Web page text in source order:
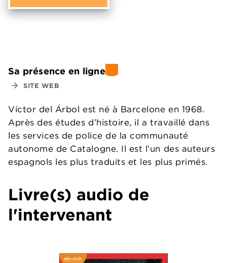
Víctor del Árbol est né à Barcelone en 1968.
Après des études d’histoire, il a travaillé dans
les services de police de la communauté
autonome de Catalogne. Il est l’un des auteurs
espagnols les plus traduits et les plus primés.
Sa présence en ligne
arrow_forward SITE WEB
Livre(s) audio de
l'intervenant